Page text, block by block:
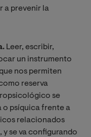
a prevenir la
Leer, escribir,
un instrumento
nos permiten
reserva
se
o psíquica frente a
relacionados
se va configurando